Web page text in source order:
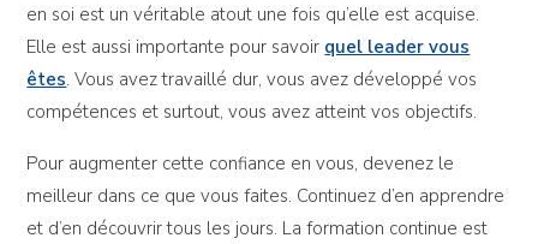
en soi est un véritable atout une fois qu’elle est acquise.
Elle est aussi importante pour savoir quel leader vous
êtes. Vous avez travaillé dur, vous avez développé vos
compétences et surtout, vous avez atteint vos objectifs.
Pour augmenter cette confiance en vous, devenez le
meilleur dans ce que vous faites. Continuez d’en apprendre
et d’en découvrir tous les jours. La formation continue est